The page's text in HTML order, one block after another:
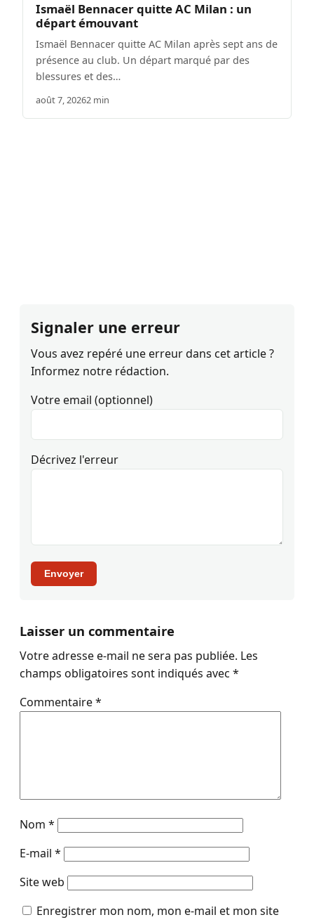
Ismaël Bennacer quitte AC Milan : un
départ émouvant
Ismaël Bennacer quitte AC Milan après sept ans de
présence au club. Un départ marqué par des
blessures et des…
août 7, 20262 min
Signaler une erreur
Vous avez repéré une erreur dans cet article ?
Informez notre rédaction.
Votre email (optionnel)
Décrivez l'erreur
Envoyer
Laisser un commentaire
Votre adresse e-mail ne sera pas publiée. Les
champs obligatoires sont indiqués avec *
Commentaire*
Nom *
E-mail *
Site web
Enregistrer mon nom, mon e-mail et mon site